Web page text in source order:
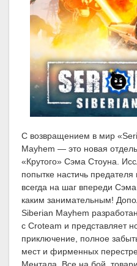
С возвращением в мир
Mayhem — это новая
«Крутого» Сэма Стоуна.
попытке настичь
всегда на шаг впереди
каким занимательным!
Siberian Mayhem
с Croteam и представляет
приключение, полное
мест и фирменных